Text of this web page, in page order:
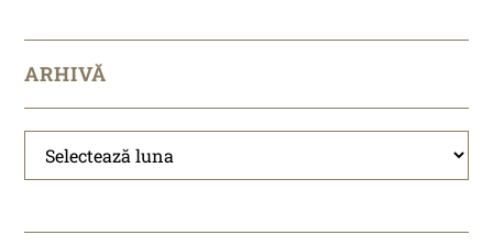
ARHIVĂ
Arhivă